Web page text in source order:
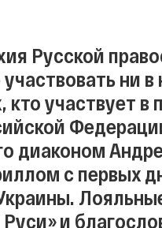
Русской
ни
кто участвует
диаконом
с первых
и